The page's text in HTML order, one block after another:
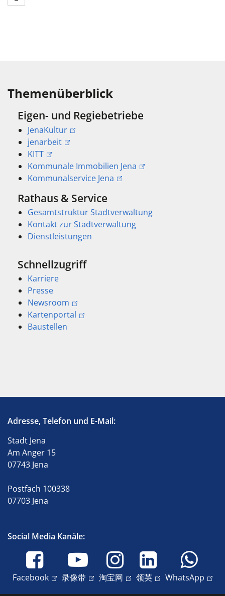
Themenüberblick
Eigen- und Regiebetriebe
JenaKultur
jenarbeit
KITT
Kommunale Immobilien Jena
Kommunalservice Jena
Rathaus & Service
Gesamtstruktur Stadtverwaltung
Kontakt zur Stadtverwaltung
Dienstleistungen
Schnellzugriff
Karriere
Presse
Newsroom
Kartenportal
Baustellen
Adresse, Telefon und E-Mail:
Stadt Jena
Am Anger 15
07743 Jena
Postfach 100338
07703 Jena
Social Media Kanäle:
Facebook 录像带 淘宝网 领英 WhatsApp